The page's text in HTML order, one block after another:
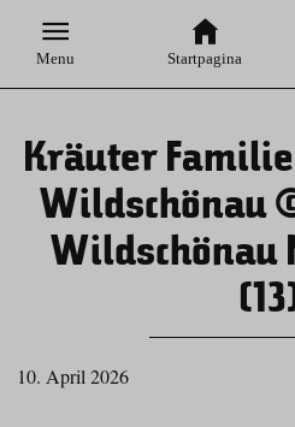
Menu Startpagina
Kräuter
Wildschönau
Wildschönau
10. April 2026